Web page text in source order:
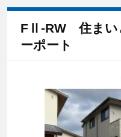
FⅡ-RW 住まい
ーポート